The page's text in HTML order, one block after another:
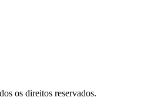
os direitos reservados.